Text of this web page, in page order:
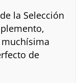
la Selección
muchísima
de